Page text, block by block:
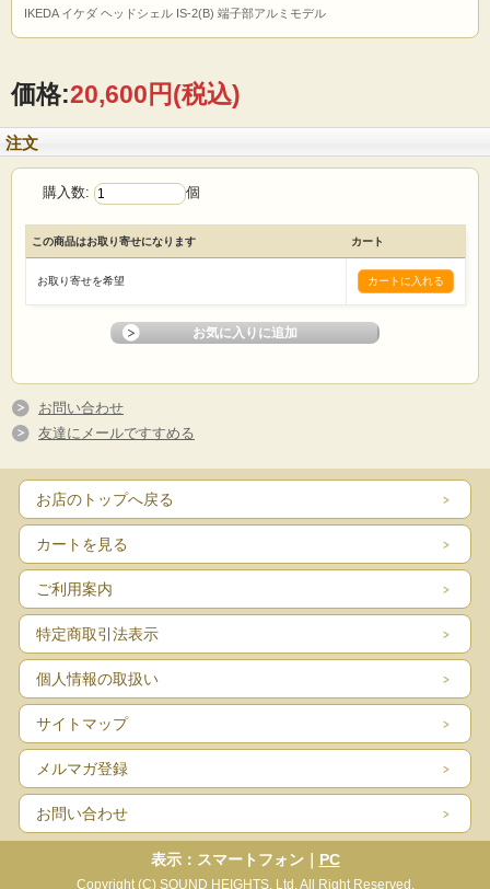
IKEDA イケダ ヘッドシェル IS-2(B) 端子部アルミモデル
価格:20,600円(税込)
注文
購入数: 個
この商品はお取り寄せになります カート
お取り寄せを希望
お問い合わせ
友達にメールですすめる
お店のトップへ戻る
カートを見る
ご利用案内
特定商取引法表示
個人情報の取扱い
サイトマップ
メルマガ登録
お問い合わせ
表示：スマートフォン｜ PC
Copyright (C) SOUND HEIGHTS, Ltd. All Right Reserved.